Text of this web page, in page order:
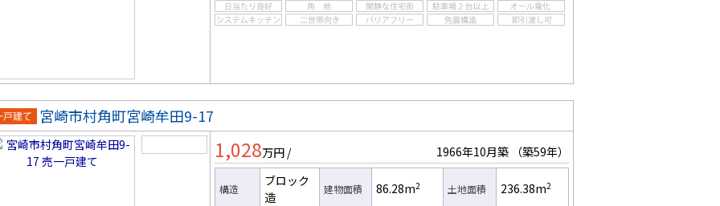
戸建
宮崎市村角町宮崎牟田9-17
1,028万円 / 1966年10月築 （築59年）
構造
ブロック
造
建物面積 86.28m2 土地面積 236.38m2